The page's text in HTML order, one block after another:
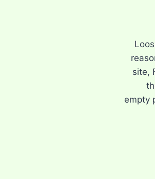
site,
empty